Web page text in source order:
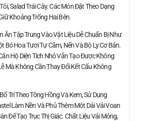
Salad Trái Cây. Các Món Đặt Theo Dạng
Khoảng Trống Hai Bên.
Ăn Tập Trung Vào Vật Liệu Dễ Chuẩn Bị Như
Bó Hoa Tươi Tự Cắm, Nến Và Bộ Ly Cơ Bản.
Hộ Diện Tích Nhỏ Vẫn Tạo Được Không
Mà Không Cần Thay Đổi Kết Cấu Không
Trí Theo Tông Hồng Và Kem, Sử Dụng
Làm Nền Và Phủ Thêm Một Dải Vải Voan
Để Tạo Trục Thị Giác. Chất Liệu Vải Mỏng,